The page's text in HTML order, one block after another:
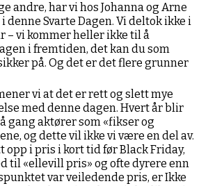
andre, har vi hos Johanna og Arne
denne Svarte Dagen. Vi deltok ikke i
– vi kommer heller ikke til å
i fremtiden, det kan du som
på. Og det er det flere grunner
vi at det er rett og slett mye
med denne dagen. Hvert år blir
gang aktører som «fikser og
og dette vil ikke vi være en del av.
opp i pris i kort tid før Black Friday,
til «ellevill pris» og ofte dyrere enn
var veiledende pris, er Ikke